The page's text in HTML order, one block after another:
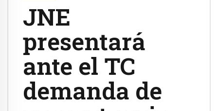
JNE
presentará
ante el TC
demanda de